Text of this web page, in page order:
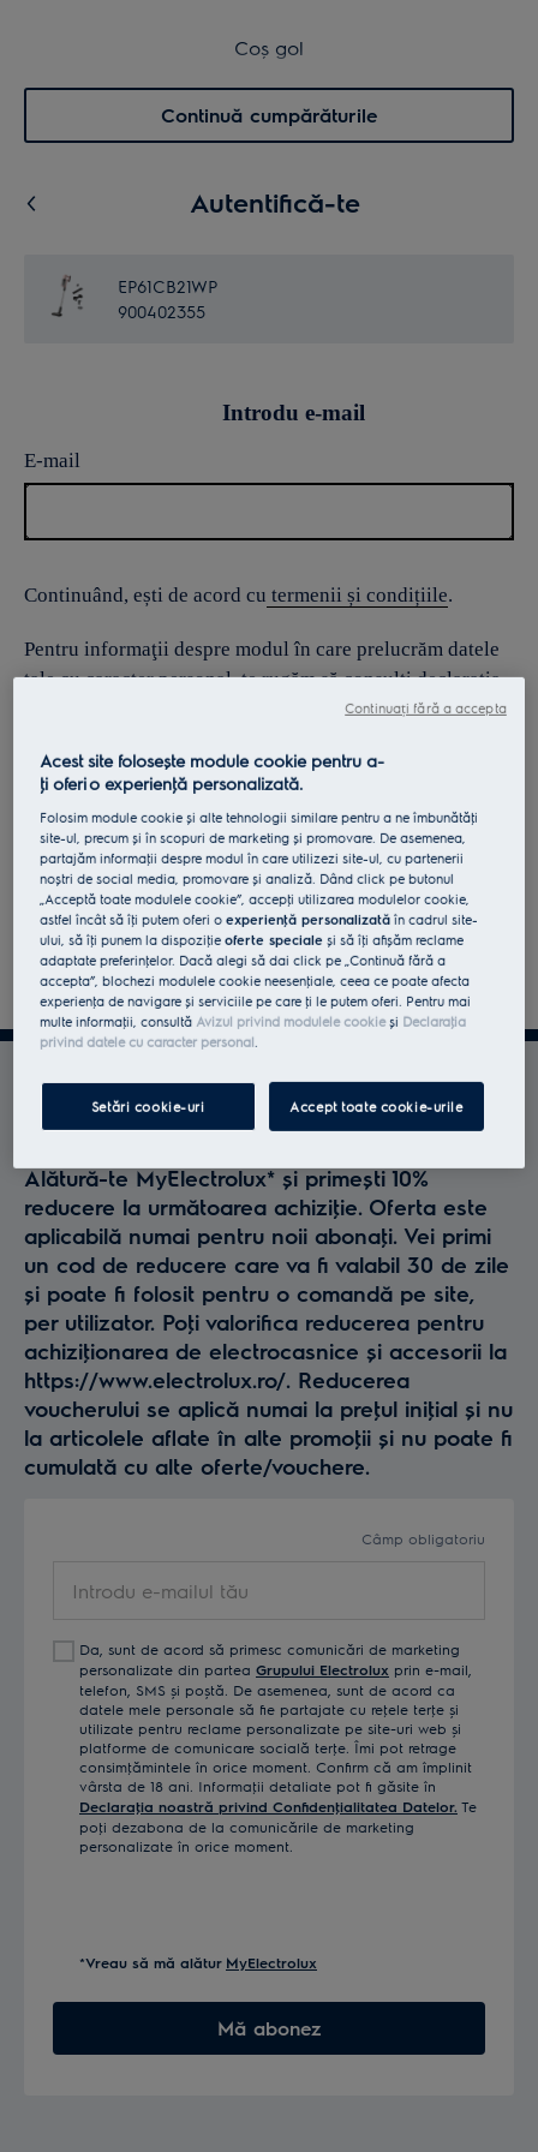
Menu 0
Coș de cumpărături
Coș gol
Continuă cumpărăturile
Autentifică-te
EP61CB21WP
900402355
Introdu e-mail
E-mail
Continuând, ești de acord cu termenii și condițiile.
Pentru informaţii despre modul în care prelucrăm datele
tale cu caracter personal, te rugăm să consulţi declaraţia
Profită la maxim de
Electrolux
Alătură-te MyElectrolux* și primești 10%
reducere la următoarea achiziţie. Oferta este
aplicabilă numai pentru noii abonaţi. Vei primi
un cod de reducere care va fi valabil 30 de zile
și poate fi folosit pentru o comandă pe site,
per utilizator. Poţi valorifica reducerea pentru
achiziţionarea de electrocasnice și accesorii la
https://www.electrolux.ro/. Reducerea
voucherului se aplică numai la preţul iniţial și nu
la articolele aflate în alte promoţii și nu poate fi
cumulată cu alte oferte/vouchere.
Câmp obligatoriu
Da, sunt de acord să primesc comunicări de marketing
personalizate din partea Grupului Electrolux prin e-mail,
telefon, SMS și poștă. De asemenea, sunt de acord ca
datele mele personale să fie partajate cu reţele terţe și
utilizate pentru reclame personalizate pe site-uri web și
platforme de comunicare socială terţe. Îmi pot retrage
consimţămintele în orice moment. Confirm că am împlinit
vârsta de 18 ani. Informaţii detaliate pot fi găsite în
Declaraţia noastră privind Confidenţialitatea Datelor. Te
poţi dezabona de la comunicările de marketing
personalizate în orice moment.
*Vreau să mă alătur MyElectrolux
Mă abonez
Acest site folosește module cookie pentru a-
ţi oferi o experienţă personalizată.
Folosim module cookie și alte tehnologii similare pentru a ne îmbunătăţi
site-ul, precum și în scopuri de marketing și promovare. De asemenea,
partajăm informaţii despre modul în care utilizezi site-ul, cu partenerii
noștri de social media, promovare și analiză. Dând click pe butonul
„Acceptă toate modulele cookie”, accepţi utilizarea modulelor cookie,
astfel încât să îţi putem oferi oexperienţă personalizată în cadrul site-
ului, să îţi punem la dispoziţieoferte speciale și să îţi afișăm reclame
adaptate preferinţelor. Dacă alegi să dai click pe „Continuă fără a
accepta”, blochezi modulele cookie neesenţiale, ceea ce poate afecta
experienţa de navigare și serviciile pe care ţi le putem oferi. Pentru mai
multe informaţii, consultă Avizul privind modulele cookieși Declaraţia
privind datele cu caracter personal.
Setări cookie-uri Accept toate cookie-urile
Continuați fără a accepta